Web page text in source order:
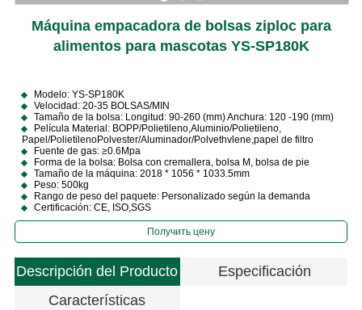
Máquina empacadora de bolsas ziploc para
alimentos para mascotas YS-SP180K
Modelo: YS-SP180K
Velocidad: 20-35 BOLSAS/MIN
Tamaño de la bolsa: Longitud: 90-260 (mm) Anchura: 120 -190 (mm)
Película Material: BOPP/Polietileno,Aluminio/Polietileno,
Papel/PolietilenoPolvester/Aluminador/Polvethvlene,papel de filtro
Fuente de gas: ≥0.6Mpa
Forma de la bolsa: Bolsa con cremallera, bolsa M, bolsa de pie
Tamaño de la máquina: 2018 * 1056 * 1033.5mm
Peso: 500kg
Rango de peso del paquete: Personalizado según la demanda
Certificación: CE, ISO,SGS
Получить цену
Descripción del Producto
Especificación
Características